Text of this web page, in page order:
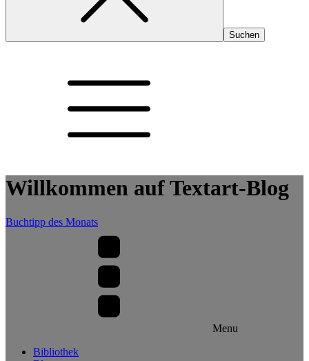
Willkommen auf Textart-Blog
Buchtipp des Monats
Menu
Bibliothek